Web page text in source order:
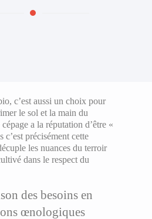
c’est aussi un choix pour
le sol et la main du
a la réputation d’être «
c’est précisément cette
les nuances du terroir
dans le respect du
des besoins en
œnologiques